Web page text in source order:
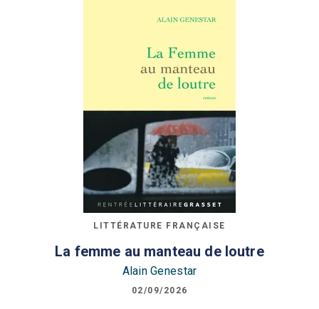
LITTÉRATURE FRANÇAISE
La femme au manteau de loutre
Alain Genestar
02/09/2026